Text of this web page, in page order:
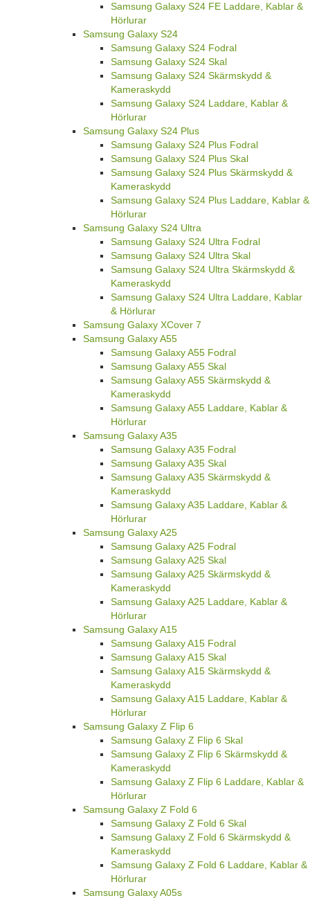
Samsung Galaxy S24 FE Laddare, Kablar &
Hörlurar
Samsung Galaxy S24
Samsung Galaxy S24 Fodral
Samsung Galaxy S24 Skal
Samsung Galaxy S24 Skärmskydd &
Kameraskydd
Samsung Galaxy S24 Laddare, Kablar &
Hörlurar
Samsung Galaxy S24 Plus
Samsung Galaxy S24 Plus Fodral
Samsung Galaxy S24 Plus Skal
Samsung Galaxy S24 Plus Skärmskydd &
Kameraskydd
Samsung Galaxy S24 Plus Laddare, Kablar &
Hörlurar
Samsung Galaxy S24 Ultra
Samsung Galaxy S24 Ultra Fodral
Samsung Galaxy S24 Ultra Skal
Samsung Galaxy S24 Ultra Skärmskydd &
Kameraskydd
Samsung Galaxy S24 Ultra Laddare, Kablar
& Hörlurar
Samsung Galaxy XCover 7
Samsung Galaxy A55
Samsung Galaxy A55 Fodral
Samsung Galaxy A55 Skal
Samsung Galaxy A55 Skärmskydd &
Kameraskydd
Samsung Galaxy A55 Laddare, Kablar &
Hörlurar
Samsung Galaxy A35
Samsung Galaxy A35 Fodral
Samsung Galaxy A35 Skal
Samsung Galaxy A35 Skärmskydd &
Kameraskydd
Samsung Galaxy A35 Laddare, Kablar &
Hörlurar
Samsung Galaxy A25
Samsung Galaxy A25 Fodral
Samsung Galaxy A25 Skal
Samsung Galaxy A25 Skärmskydd &
Kameraskydd
Samsung Galaxy A25 Laddare, Kablar &
Hörlurar
Samsung Galaxy A15
Samsung Galaxy A15 Fodral
Samsung Galaxy A15 Skal
Samsung Galaxy A15 Skärmskydd &
Kameraskydd
Samsung Galaxy A15 Laddare, Kablar &
Hörlurar
Samsung Galaxy Z Flip 6
Samsung Galaxy Z Flip 6 Skal
Samsung Galaxy Z Flip 6 Skärmskydd &
Kameraskydd
Samsung Galaxy Z Flip 6 Laddare, Kablar &
Hörlurar
Samsung Galaxy Z Fold 6
Samsung Galaxy Z Fold 6 Skal
Samsung Galaxy Z Fold 6 Skärmskydd &
Kameraskydd
Samsung Galaxy Z Fold 6 Laddare, Kablar &
Hörlurar
Samsung Galaxy A05s